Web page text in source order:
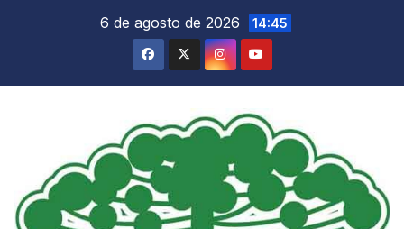
6 de agosto de 2026 14:45